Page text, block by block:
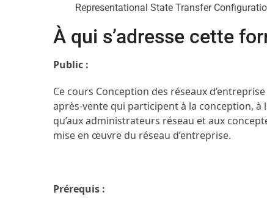
Representational State Transfer
À qui s’adresse cette
Public :
Ce cours Conception des réseaux
après-vente qui participent à la conception,
qu’aux administrateurs réseau et aux
mise en œuvre du réseau d’entreprise.
Prérequis :